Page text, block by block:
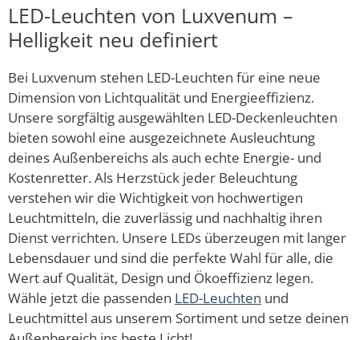
LED-Leuchten von Luxvenum –
Helligkeit neu definiert
Bei Luxvenum stehen LED-Leuchten für eine neue
Dimension von Lichtqualität und Energieeffizienz.
Unsere sorgfältig ausgewählten LED-Deckenleuchten
bieten sowohl eine ausgezeichnete Ausleuchtung
deines Außenbereichs als auch echte Energie- und
Kostenretter. Als Herzstück jeder Beleuchtung
verstehen wir die Wichtigkeit von hochwertigen
Leuchtmitteln, die zuverlässig und nachhaltig ihren
Dienst verrichten. Unsere LEDs überzeugen mit langer
Lebensdauer und sind die perfekte Wahl für alle, die
Wert auf Qualität, Design und Ökoeffizienz legen.
Wähle jetzt die passenden LED-Leuchten und
Leuchtmittel aus unserem Sortiment und setze deinen